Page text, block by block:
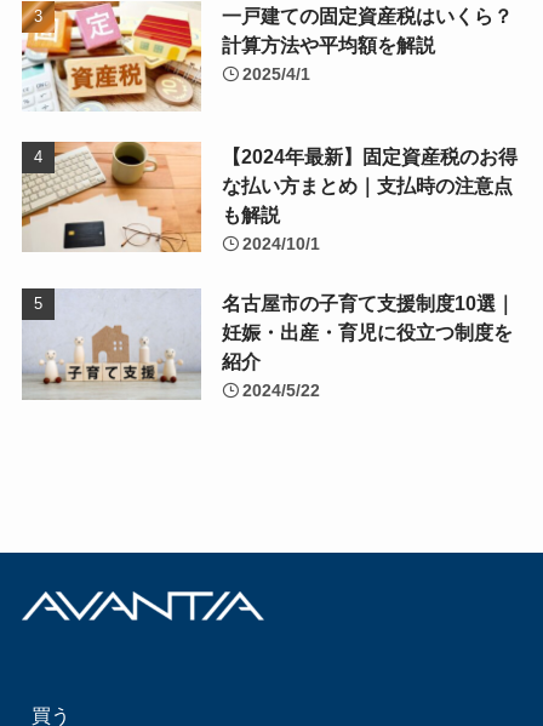
一戸建ての固定資産税はいくら？
計算方法や平均額を解説
2025/4/1
【2024年最新】固定資産税のお得
な払い方まとめ｜支払時の注意点
も解説
2024/10/1
名古屋市の子育て支援制度10選｜
妊娠・出産・育児に役立つ制度を
紹介
2024/5/22
買う